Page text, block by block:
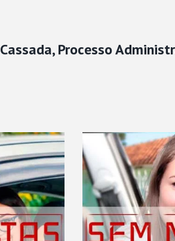
Processo